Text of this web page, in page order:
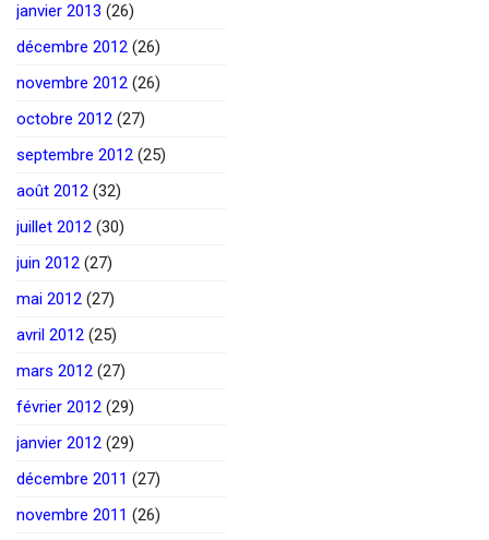
janvier 2013 (26)
décembre 2012 (26)
novembre 2012 (26)
octobre 2012 (27)
septembre 2012 (25)
août 2012 (32)
juillet 2012 (30)
juin 2012 (27)
mai 2012 (27)
avril 2012 (25)
mars 2012 (27)
février 2012 (29)
janvier 2012 (29)
décembre 2011 (27)
novembre 2011 (26)